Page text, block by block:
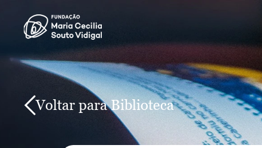
Voltar para Biblioteca